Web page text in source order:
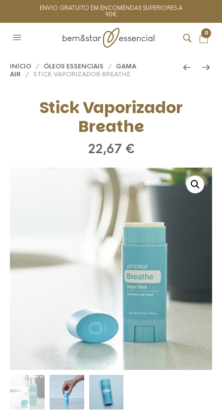
ENVIO GRATUITO EM ENCOMENDAS SUPERIORES A
90€
0
INÍCIO / ÓLEOS ESSENCIAIS / GAMA
AIR / STICK VAPORIZADOR BREATHE
Stick Vaporizador
Breathe
22,67 €